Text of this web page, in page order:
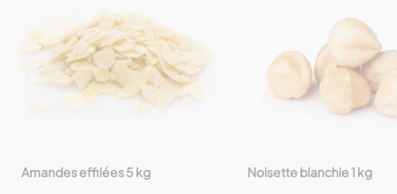
favorite_border
Amandes effilées 5 kg favorite_border
Noisette blanchie 1 kg